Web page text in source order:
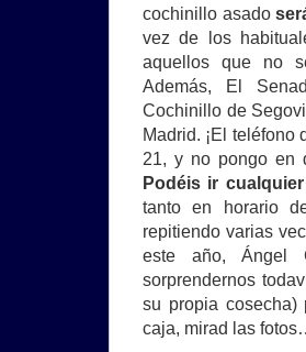
cochinillo asado
vez de los
aquellos que no
Además, El
Cochinillo de
Madrid. ¡El teléfono
21, y no pongo en
Podéis ir
tanto en horario
repitiendo varias
este año, Ángel
sorprendernos
su propia
caja, mirad las